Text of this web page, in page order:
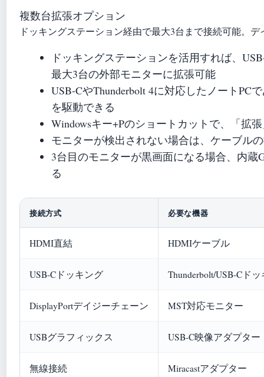
複数台拡張オプション
ドッキングステーション経由で最大3台まで接続可能。
ドッキングステーションを活用すれば、
最大3台の外部モニターに拡張可能
USB-CやThunderbolt 4に対応したノート
を駆動できる
Windowsキー+Pのショートカットで、「拡
モニターが検出されない場合は、ケーブル
3台目のモニターが黒画面になる場合、内
る
接続方式 必要な機器
HDMI直結 HDMIケーブル
USB-Cドッキング Thunderbolt/USB-Cド
DisplayPortデイジーチェーン MST対応モニター
USBグラフィックス USB-C映像アダプター
無線接続 Miracastアダプター